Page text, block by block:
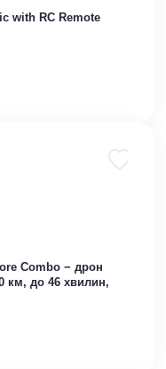
with RC Remote
Combo − дрон
км, до 46 хвилин,